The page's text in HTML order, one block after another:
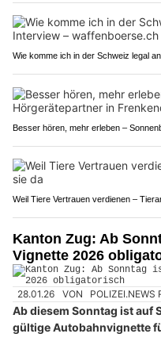
Wie komme ich in der Schweiz legal
Besser hören, mehr erleben –
Weil Tiere Vertrauen verdienen –
Kanton Zug: Ab
Vignette 2026
28.01.26 VON POLIZEI.NEWS
Ab diesem Sonntag ist auf
gültige Autobahnvignette